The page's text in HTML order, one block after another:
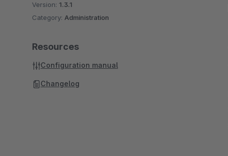
Version: 1.3.1
Category: Administration
Resources
Configuration manual
Changelog